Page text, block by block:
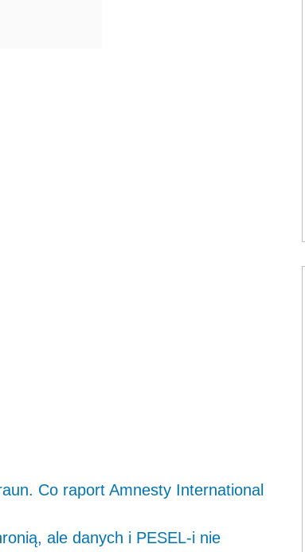
Co raport Amnesty International
ale danych i PESEL-i nie